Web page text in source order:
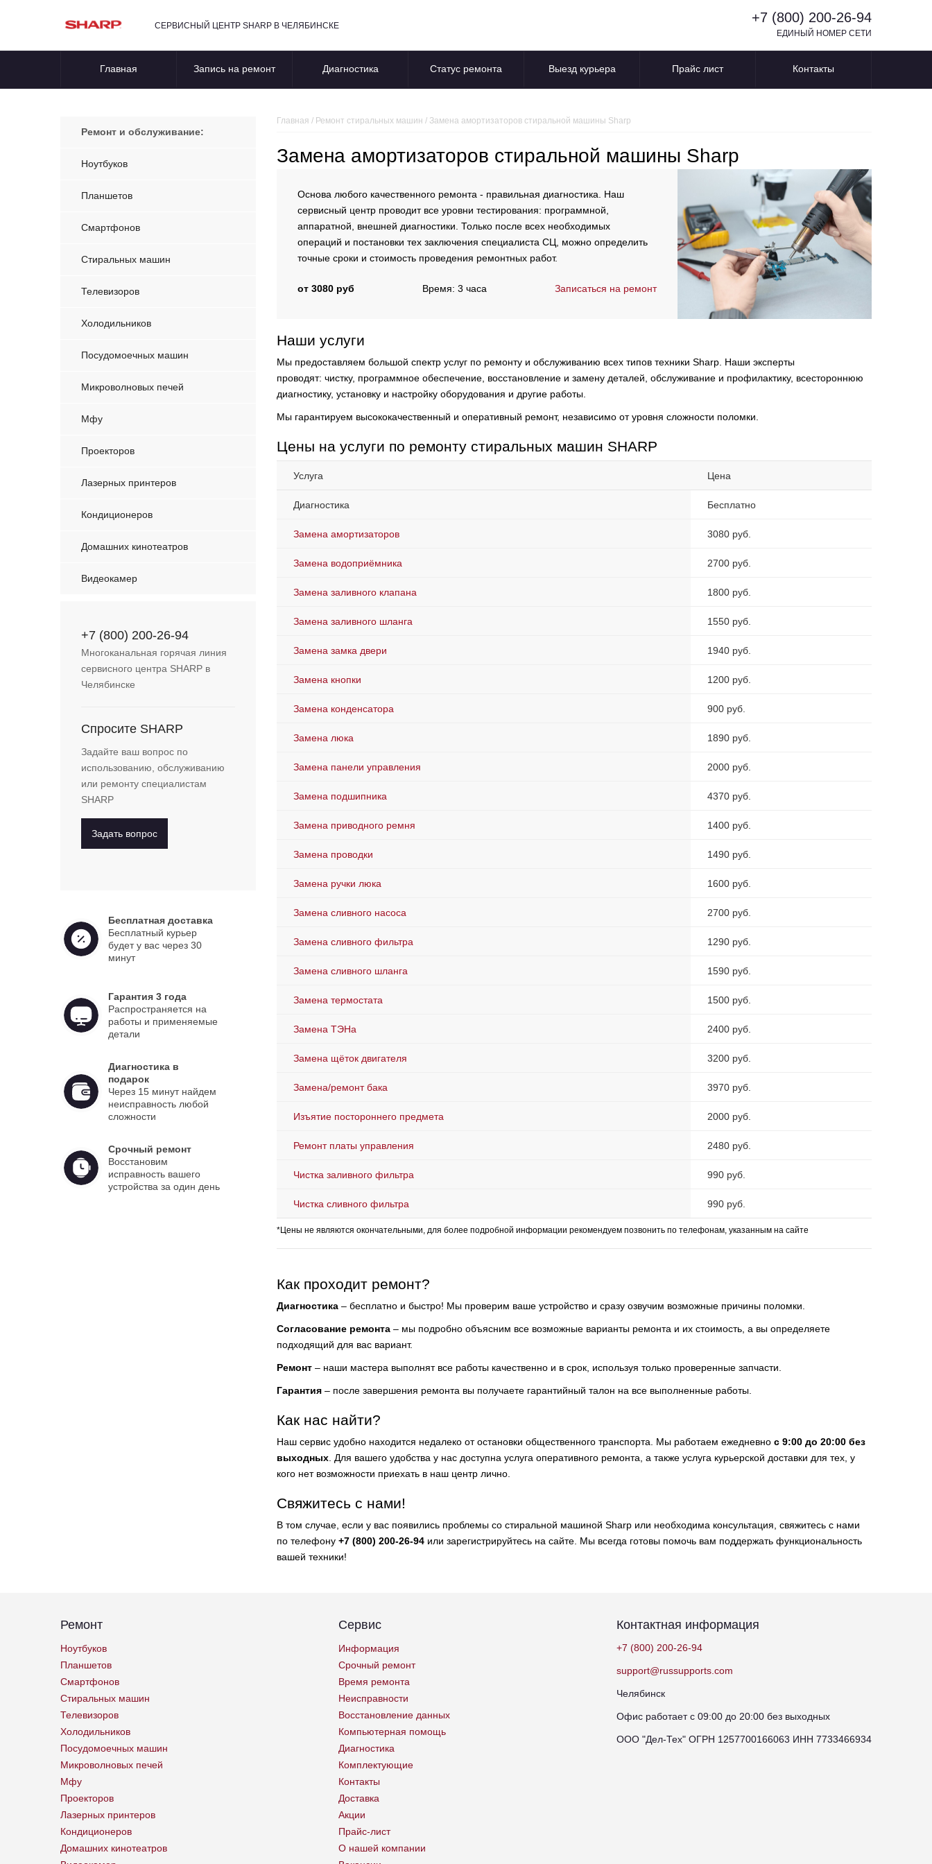
СЕРВИСНЫЙ ЦЕНТР SHARP В ЧЕЛЯБИНСКЕ
+7 (800) 200-26-94
ЕДИНЫЙ НОМЕР СЕТИ
Главная Запись на ремонт Диагностика Статус ремонта Выезд курьера Прайс лист Контакты
Ремонт и обслуживание:
Ноутбуков
Планшетов
Смартфонов
Стиральных машин
Телевизоров
Холодильников
Посудомоечных машин
Микроволновых печей
Мфу
Проекторов
Лазерных принтеров
Кондиционеров
Домашних кинотеатров
Видеокамер
+7 (800) 200-26-94
Многоканальная горячая линия
сервисного центра SHARP в
Челябинске
Спросите SHARP
Задайте ваш вопрос по
использованию, обслуживанию
или ремонту специалистам
SHARP
Задать вопрос
Бесплатная доставка
Бесплатный курьер
будет у вас через 30
минут
Гарантия 3 года
Распространяется на
работы и применяемые
детали
Диагностика в
подарок
Через 15 минут найдем
неисправность любой
сложности
Срочный ремонт
Восстановим
исправность вашего
устройства за один день
Главная / Ремонт стиральных машин / Замена амортизаторов стиральной машины Sharp
Замена амортизаторов стиральной машины Sharp
Основа любого качественного ремонта - правильная диагностика. Наш
сервисный центр проводит все уровни тестирования: программной,
аппаратной, внешней диагностики. Только после всех необходимых
операций и постановки тех заключения специалиста СЦ, можно определить
точные сроки и стоимость проведения ремонтных работ.
от 3080 руб Время: 3 часа Записаться на ремонт
Наши услуги
Мы предоставляем большой спектр услуг по ремонту и обслуживанию всех типов техники Sharp. Наши эксперты
проводят: чистку, программное обеспечение, восстановление и замену деталей, обслуживание и профилактику, всестороннюю
диагностику, установку и настройку оборудования и другие работы.
Мы гарантируем высококачественный и оперативный ремонт, независимо от уровня сложности поломки.
Цены на услуги по ремонту стиральных машин SHARP
Услуга Цена
Диагностика Бесплатно
Замена амортизаторов 3080 руб.
Замена водоприёмника 2700 руб.
Замена заливного клапана 1800 руб.
Замена заливного шланга 1550 руб.
Замена замка двери 1940 руб.
Замена кнопки 1200 руб.
Замена конденсатора 900 руб.
Замена люка 1890 руб.
Замена панели управления 2000 руб.
Замена подшипника 4370 руб.
Замена приводного ремня 1400 руб.
Замена проводки 1490 руб.
Замена ручки люка 1600 руб.
Замена сливного насоса 2700 руб.
Замена сливного фильтра 1290 руб.
Замена сливного шланга 1590 руб.
Замена термостата 1500 руб.
Замена ТЭНа 2400 руб.
Замена щёток двигателя 3200 руб.
Замена/ремонт бака 3970 руб.
Изъятие постороннего предмета 2000 руб.
Ремонт платы управления 2480 руб.
Чистка заливного фильтра 990 руб.
Чистка сливного фильтра 990 руб.
*Цены не являются окончательными, для более подробной информации рекомендуем позвонить по телефонам, указанным на сайте
Как проходит ремонт?
Диагностика – бесплатно и быстро! Мы проверим ваше устройство и сразу озвучим возможные причины поломки.
Согласование ремонта – мы подробно объясним все возможные варианты ремонта и их стоимость, а вы определяете
подходящий для вас вариант.
Ремонт – наши мастера выполнят все работы качественно и в срок, используя только проверенные запчасти.
Гарантия – после завершения ремонта вы получаете гарантийный талон на все выполненные работы.
Как нас найти?
Наш сервис удобно находится недалеко от остановки общественного транспорта. Мы работаем ежедневно с 9:00 до 20:00 без
выходных . Для вашего удобства у нас доступна услуга оперативного ремонта, а также услуга курьерской доставки для тех, у
кого нет возможности приехать в наш центр лично.
Свяжитесь с нами!
В том случае, если у вас появились проблемы со стиральной машиной Sharp или необходима консультация, свяжитесь с нами
по телефону +7 (800) 200-26-94 или зарегистрируйтесь на сайте. Мы всегда готовы помочь вам поддержать функциональность
вашей техники!
Ремонт
Ноутбуков
Планшетов
Смартфонов
Стиральных машин
Телевизоров
Холодильников
Посудомоечных машин
Микроволновых печей
Мфу
Проекторов
Лазерных принтеров
Кондиционеров
Домашних кинотеатров
Сервис
Информация
Срочный ремонт
Время ремонта
Неисправности
Восстановление данных
Компьютерная помощь
Диагностика
Комплектующие
Контакты
Доставка
Акции
Прайс-лист
О нашей компании
Контактная информация
+7 (800) 200-26-94
support@russupports.com
Челябинск
Офис работает с 09:00 до 20:00 без выходных
ООО "Дел-Тех" ОГРН 1257700166063 ИНН 7733466934